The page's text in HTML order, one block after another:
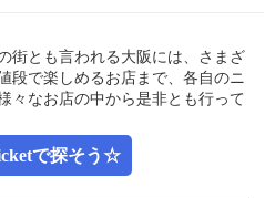
街とも言われる大阪には、さまざ
段で楽しめるお店まで、各自のニ
々なお店の中から是非とも行って
で探そう☆